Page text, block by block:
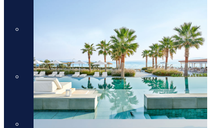
מלונות יוקרה במיקונוס
מלונות יוקרה במיקונוס
מלונות יוקרה בסנטוריני
מלונות יוקרה בסנטוריני